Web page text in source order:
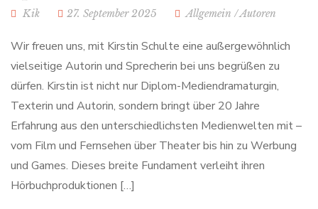
Kik 27. September 2025 Allgemein /Autoren
Wir freuen uns, mit Kirstin Schulte eine außergewöhnlich
vielseitige Autorin und Sprecherin bei uns begrüßen zu
dürfen. Kirstin ist nicht nur Diplom-Mediendramaturgin,
Texterin und Autorin, sondern bringt über 20 Jahre
Erfahrung aus den unterschiedlichsten Medienwelten mit –
vom Film und Fernsehen über Theater bis hin zu Werbung
und Games. Dieses breite Fundament verleiht ihren
Hörbuchproduktionen […]